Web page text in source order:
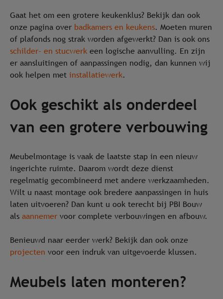
Gaat het om een grotere keukenklus? Bekijk dan ook
onze pagina over badkamers en keukens. Moeten muren
of plafonds nog strak worden afgewerkt? Dan is ook ons
schilder- en stucwerk een logische aanvulling. En zijn
er aansluitingen of aanpassingen nodig, dan kunnen wij
ook helpen met installatiewerk.
Ook geschikt als onderdeel
van een grotere verbouwing
Meubelmontage is vaak de laatste stap in een nieuw
ingerichte ruimte. Daarom wordt deze dienst
regelmatig gecombineerd met andere werkzaamheden.
Wilt u naast montage ook bredere aanpassingen in huis
laten uitvoeren? Dan kunt u ook terecht bij PBI Bouw
als aannemer voor complete verbouwingen en afbouw.
Benieuwd naar eerder werk? Bekijk dan ook onze
projecten voor een indruk van uitgevoerde klussen.
Meubels laten monteren?